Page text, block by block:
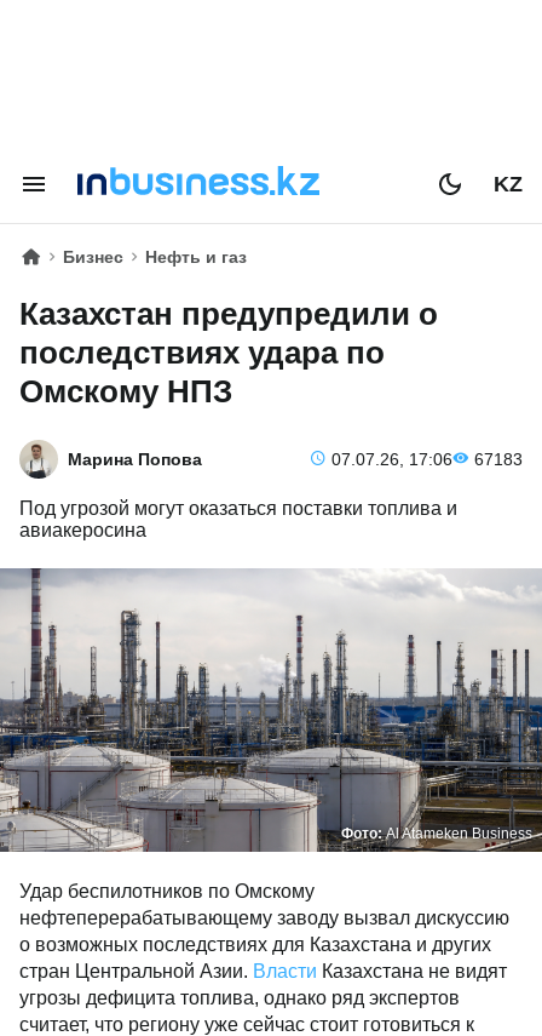
KZ
Бизнес Нефть и газ
Казахстан предупредили о
последствиях удара по
Омскому НПЗ
Марина Попова 07.07.26, 17:06 67183
Под угрозой могут оказаться поставки топлива и
авиакеросина
Фото:Al Atameken Business
Удар беспилотников по Омскому
нефтеперерабатывающему заводу вызвал дискуссию
о возможных последствиях для Казахстана и других
стран Центральной Азии. Власти Казахстана не видят
угрозы дефицита топлива, однако ряд экспертов
считает, что региону уже сейчас стоит готовиться к